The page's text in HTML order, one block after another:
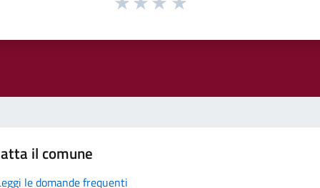
il comune
le domande frequenti